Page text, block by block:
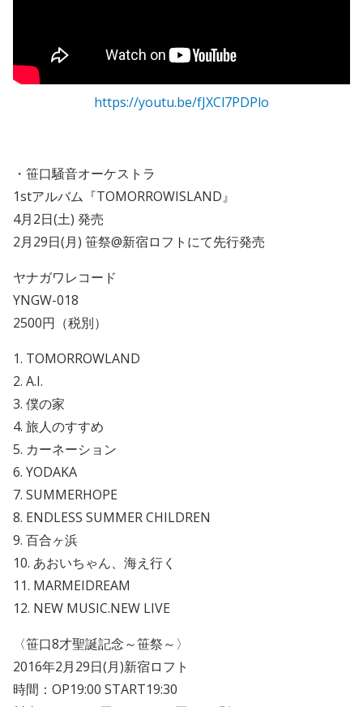
https://youtu.be/fJXCl7PDPlo
・笹口騒音オーケストラ
1stアルバム『TOMORROWISLAND』
4月2日(土) 発売
2月29日(月) 笹祭@新宿ロフトにて先行発売
ヤナガワレコード
YNGW-018
2500円（税別）
1. TOMORROWLAND
2. A.I.
3. 僕の家
4. 旅人のすすめ
5. カーネーション
6. YODAKA
7. SUMMERHOPE
8. ENDLESS SUMMER CHILDREN
9. 百合ヶ浜
10. あおいちゃん、海え行く
11. MARMEIDREAM
12. NEW MUSIC.NEW LIVE
〈笹口8才聖誕記念～笹祭～〉
2016年2月29日(月)新宿ロフト
時間：OP19:00 START19:30